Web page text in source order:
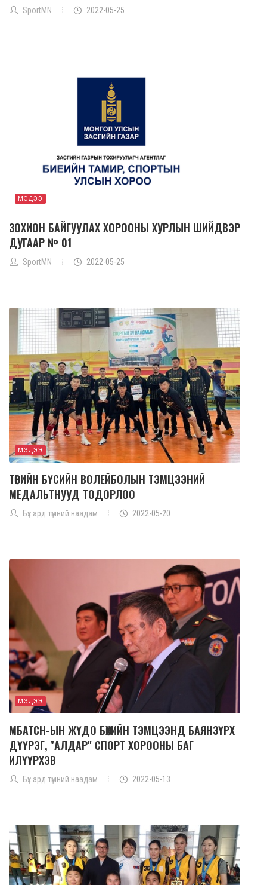
SportMN 2022-05-25
МЭДЭЭ
ЗОХИОН БАЙГУУЛАХ ХОРООНЫ ХУРЛЫН ШИЙДВЭР
ДУГААР № 01
SportMN 2022-05-25
МЭДЭЭ
ТӨВИЙН БҮСИЙН ВОЛЕЙБОЛЫН ТЭМЦЭЭНИЙ
МЕДАЛЬТНУУД ТОДОРЛОО
Бүх ард түмний наадам 2022-05-20
МЭДЭЭ
МБАТСН-ЫН ЖҮДО БӨХИЙН ТЭМЦЭЭНД БАЯНЗҮРХ
ДҮҮРЭГ, "АЛДАР" СПОРТ ХОРООНЫ БАГ
ИЛҮҮРХЭВ
Бүх ард түмний наадам 2022-05-13